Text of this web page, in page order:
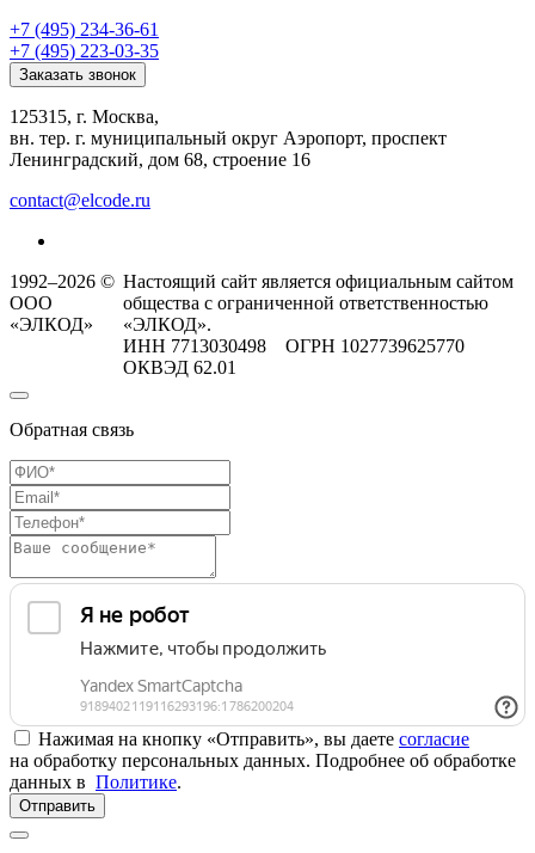
+7 (495) 234-36-61
+7 (495) 223-03-35
Заказать звонок
125315, г. Москва,
вн. тер. г. муниципальный округ Аэропорт, проспект
Ленинградский, дом 68, строение 16
contact@elcode.ru
1992–2026 ©
ООО
«ЭЛКОД»
Настоящий сайт является официальным сайтом
общества с ограниченной ответственностью
«ЭЛКОД».
ИНН 7713030498 ОГРН 1027739625770
ОКВЭД 62.01
Обратная связь
Нажимая на кнопку «Отправить», вы даете согласие
на обработку персональных данных. Подробнее об обработке
данных в Политике.
Отправить